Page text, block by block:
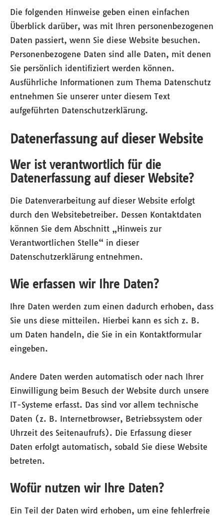
Die folgenden Hinweise geben einen einfachen
Überblick darüber, was mit Ihren personenbezogenen
Daten passiert, wenn Sie diese Website besuchen.
Personenbezogene Daten sind alle Daten, mit denen
Sie persönlich identifiziert werden können.
Ausführliche Informationen zum Thema Datenschutz
entnehmen Sie unserer unter diesem Text
aufgeführten Datenschutzerklärung.
Datenerfassung auf dieser Website
Wer ist verantwortlich für die
Datenerfassung auf dieser Website?
Die Datenverarbeitung auf dieser Website erfolgt
durch den Websitebetreiber. Dessen Kontaktdaten
können Sie dem Abschnitt „Hinweis zur
Verantwortlichen Stelle“ in dieser
Datenschutzerklärung entnehmen.
Wie erfassen wir Ihre Daten?
Ihre Daten werden zum einen dadurch erhoben, dass
Sie uns diese mitteilen. Hierbei kann es sich z. B.
um Daten handeln, die Sie in ein Kontaktformular
eingeben.
Andere Daten werden automatisch oder nach Ihrer
Einwilligung beim Besuch der Website durch unsere
IT-Systeme erfasst. Das sind vor allem technische
Daten (z. B. Internetbrowser, Betriebssystem oder
Uhrzeit des Seitenaufrufs). Die Erfassung dieser
Daten erfolgt automatisch, sobald Sie diese Website
betreten.
Wofür nutzen wir Ihre Daten?
Ein Teil der Daten wird erhoben, um eine fehlerfreie